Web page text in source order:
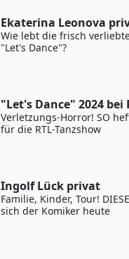
Ekaterina Leonova
Wie lebt die frisch
"Let's Dance"?
"Let's Dance" 2024 bei
Verletzungs-Horror! SO
für die RTL-Tanzshow
Ingolf Lück privat
Familie, Kinder, Tour!
sich der Komiker heute